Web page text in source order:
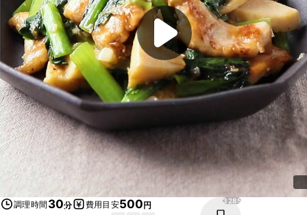
調理時間 30分 費用目安500円 3285